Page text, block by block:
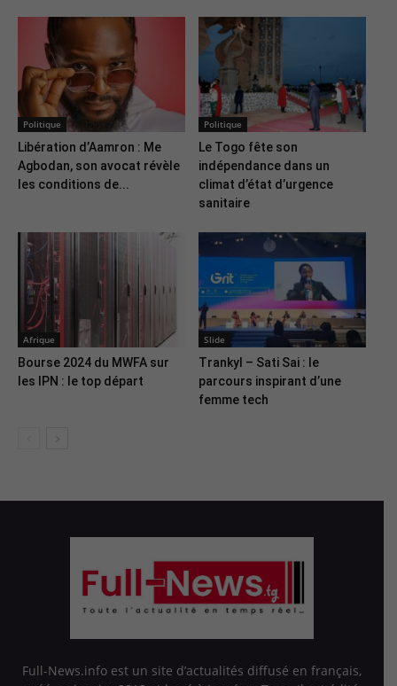
Politique
Libération d’Aamron : Me
Agbodan, son avocat révèle
les conditions de...
Politique
Le Togo fête son
indépendance dans un
climat d’état d’urgence
sanitaire
Afrique
Bourse 2024 du MWFA sur
les IPN : le top départ
Slide
Trankyl – Sati Sai : le
parcours inspirant d’une
femme tech
Full-News.info est un site d’actualités diffusé en français,